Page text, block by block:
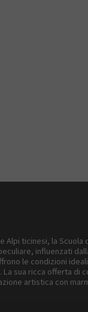
Alpi ticinesi, la Scuola
influenzati
le condizioni
sua ricca offerta di
artistica con